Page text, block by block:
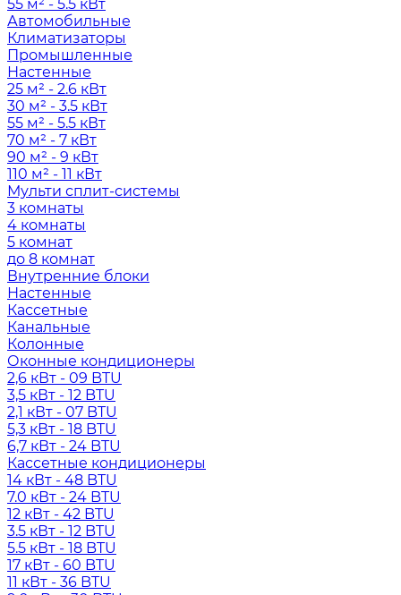
55 м² - 5.5 кВт
Автомобильные
Климатизаторы
Промышленные
Настенные
25 м² - 2.6 кВт
30 м² - 3.5 кВт
55 м² - 5.5 кВт
70 м² - 7 кВт
90 м² - 9 кВт
110 м² - 11 кВт
Мульти сплит-системы
3 комнаты
4 комнаты
5 комнат
до 8 комнат
Внутренние блоки
Настенные
Кассетные
Канальные
Колонные
Оконные кондиционеры
2,6 кВт - 09 BTU
3,5 кВт - 12 BTU
2,1 кВт - 07 BTU
5,3 кВт - 18 BTU
6,7 кВт - 24 BTU
Кассетные кондиционеры
14 кВт - 48 BTU
7.0 кВт - 24 BTU
12 кВт - 42 BTU
3.5 кВт - 12 BTU
5.5 кВт - 18 BTU
17 кВт - 60 BTU
11 кВт - 36 BTU